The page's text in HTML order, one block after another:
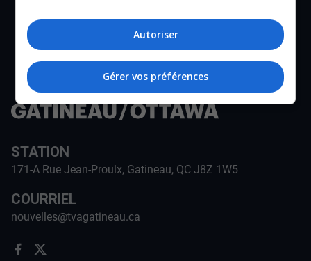
STATION
171-A Rue Jean-Proulx, Gatineau, QC J8Z 1W5
COURRIEL
nouvelles@tvagatineau.ca
Autoriser
Gérer vos préférences